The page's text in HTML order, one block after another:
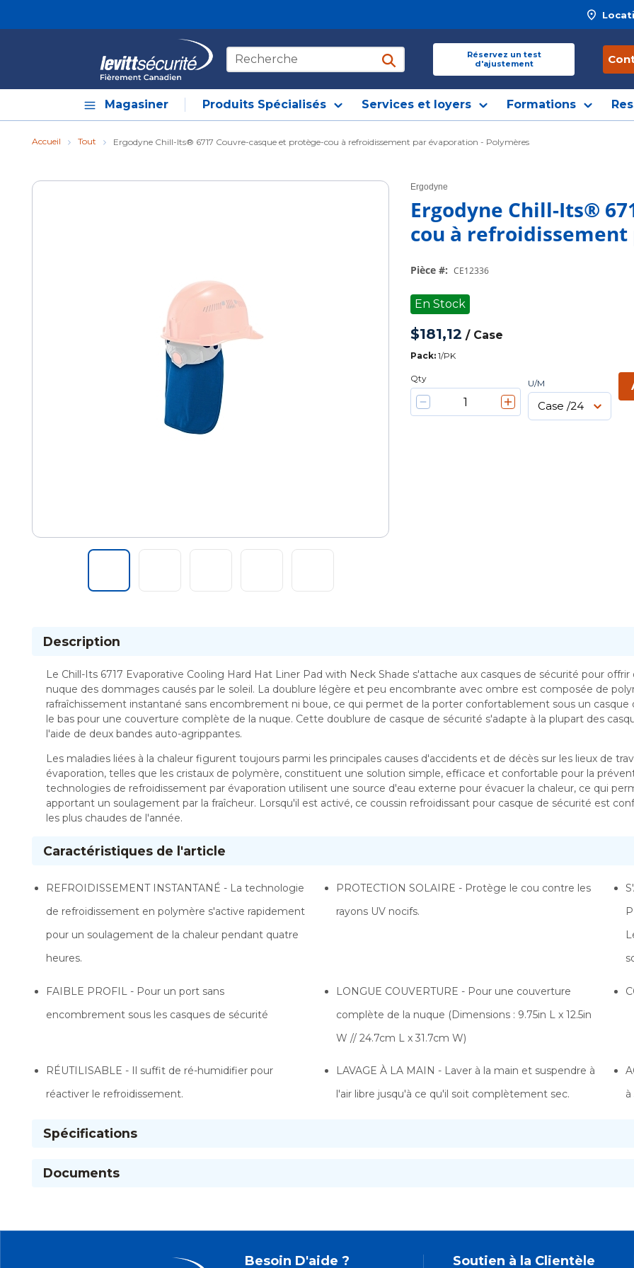
Recherche sur le site
soumettre une recherche
Réservez un test
d'ajustement
Magasiner Produits Spécialisés Services et loyers Formations
Accueil Tout Ergodyne Chill-Its® 6717 Couvre-casque et protège-cou à refroidissement par évaporation - Polymères
Ergodyne
Ergodyne Chill-Its®
cou à
Pièce #: CE12336
En Stock
$181,12 / Case
Pack: 1/PK
Qty U/M
Description
Le Chill-Its 6717 Evaporative Cooling Hard Hat Liner Pad with Neck Shade s'attache aux casques de sécurité pour
nuque des dommages causés par le soleil. La doublure légère et peu encombrante avec ombre est composée de
rafraîchissement instantané sans encombrement ni boue, ce qui permet de la porter confortablement sous un
le bas pour une couverture complète de la nuque. Cette doublure de casque de sécurité s'adapte à la plupart des
l'aide de deux bandes auto-agrippantes.
Les maladies liées à la chaleur figurent toujours parmi les principales causes d'accidents et de décès sur les lieux de
évaporation, telles que les cristaux de polymère, constituent une solution simple, efficace et confortable pour la
technologies de refroidissement par évaporation utilisent une source d'eau externe pour évacuer la chaleur, ce qui
apportant un soulagement par la fraîcheur. Lorsqu'il est activé, ce coussin refroidissant pour casque de sécurité est
les plus chaudes de l'année.
Caractéristiques de l'article
REFROIDISSEMENT INSTANTANÉ - La technologie
de refroidissement en polymère s'active rapidement
pour un soulagement de la chaleur pendant quatre
heures.
PROTECTION SOLAIRE - Protège le cou contre les
rayons UV nocifs.
FAIBLE PROFIL - Pour un port sans
encombrement sous les casques de sécurité
LONGUE COUVERTURE - Pour une couverture
complète de la nuque (Dimensions : 9.75in L x 12.5in
W // 24.7cm L x 31.7cm W)
RÉUTILISABLE - Il suffit de ré-humidifier pour
réactiver le refroidissement.
LAVAGE À LA MAIN - Laver à la main et suspendre à
l'air libre jusqu'à ce qu'il soit complètement sec.
Spécifications
Documents
Besoin D'aide ? Soutien à la Clientèle